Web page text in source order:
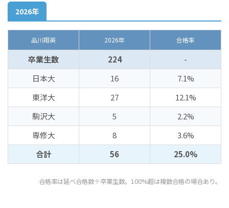
2026年
品川翔英 2026年 合格率
卒業生数 224
-
日本大
16
7.1%
東洋大
27
12.1%
駒沢大
5
2.2%
専修大
8
3.6%
合計
56 25.0%
合格率は延べ合格数÷卒業生数。100%超は複数合格の場合あり。